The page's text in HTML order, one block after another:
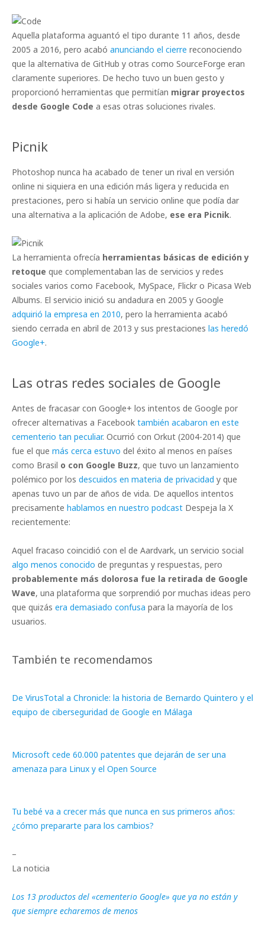
Aquella plataforma aguantó el tipo durante 11 años, desde
2005 a 2016, pero acabó anunciando el cierre reconociendo
que la alternativa de GitHub y otras como SourceForge eran
claramente superiores. De hecho tuvo un buen gesto y
proporcionó herramientas que permitían migrar proyectos
desde Google Code a esas otras soluciones rivales.
Picnik
Photoshop nunca ha acabado de tener un rival en versión
online ni siquiera en una edición más ligera y reducida en
prestaciones, pero si había un servicio online que podía dar
una alternativa a la aplicación de Adobe, ese era Picnik.
La herramienta ofrecía herramientas básicas de edición y
retoque que complementaban las de servicios y redes
sociales varios como Facebook, MySpace, Flickr o Picasa Web
Albums. El servicio inició su andadura en 2005 y Google
adquirió la empresa en 2010, pero la herramienta acabó
siendo cerrada en abril de 2013 y sus prestaciones las heredó
Google+.
Las otras redes sociales de Google
Antes de fracasar con Google+ los intentos de Google por
ofrecer alternativas a Facebook también acabaron en este
cementerio tan peculiar. Ocurrió con Orkut (2004-2014) que
fue el que más cerca estuvo del éxito al menos en países
como Brasil o con Google Buzz, que tuvo un lanzamiento
polémico por los descuidos en materia de privacidad y que
apenas tuvo un par de años de vida. De aquellos intentos
precisamente hablamos en nuestro podcast Despeja la X
recientemente:
Aquel fracaso coincidió con el de Aardvark, un servicio social
algo menos conocido de preguntas y respuestas, pero
probablemente más dolorosa fue la retirada de Google
Wave, una plataforma que sorprendió por muchas ideas pero
que quizás era demasiado confusa para la mayoría de los
usuarios.
También te recomendamos
De VirusTotal a Chronicle: la historia de Bernardo Quintero y el
equipo de ciberseguridad de Google en Málaga
Microsoft cede 60.000 patentes que dejarán de ser una
amenaza para Linux y el Open Source
Tu bebé va a crecer más que nunca en sus primeros años:
¿cómo prepararte para los cambios?
–
La noticia
Los 13 productos del «cementerio Google» que ya no están y
que siempre echaremos de menos